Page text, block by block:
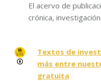
El acervo de
crónica,
Textos de
más entre
gratuita